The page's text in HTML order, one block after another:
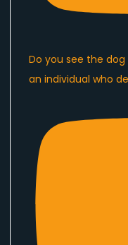
Do you see the
an individual who